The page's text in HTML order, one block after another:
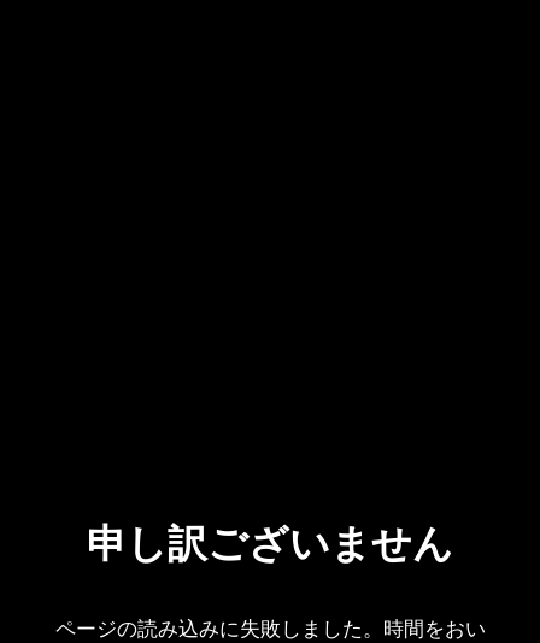
申し訳ございません
ページの読み込みに失敗しました。時間をおい